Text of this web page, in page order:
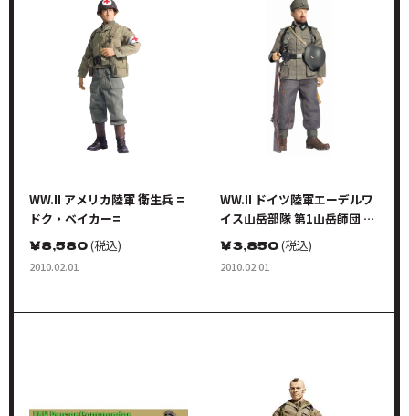
WW.II アメリカ陸軍 衛生兵 =
ドク・ベイカー=
￥8,580(税込)
2010.02.01
WW.II ドイツ陸軍エーデルワ
イス山岳部隊 第1山岳師団 山
岳猟兵 アルフォンス・ロスミ
ューラー ロシア
￥3,850(税込)
2010.02.01